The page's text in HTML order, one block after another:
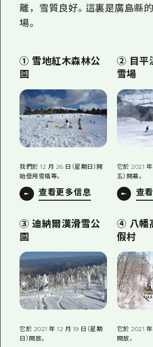
照片下載
離，雪質良好。這裏是廣島縣
場。
① 雪地紅木森林公
園
我們於 12 月 26 日（星期日）開
始借用雪橇等。
查看更多信息
② 目平
雪場
它於 2021 年
五）開幕。
查
③ 迪納爾漢滑雪公
園
它於 2021 年 12 月 19 日（星期
日）開放。
④ 八幡
假村
它於 2021
開放。